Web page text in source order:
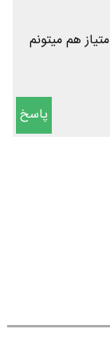
من قبل از این بازی میکردم بیشتر از 50 امتیاز هم میتونم
پاسخ